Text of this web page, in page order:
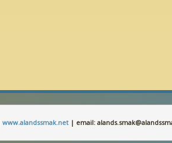
www.alandssmak.net | email: